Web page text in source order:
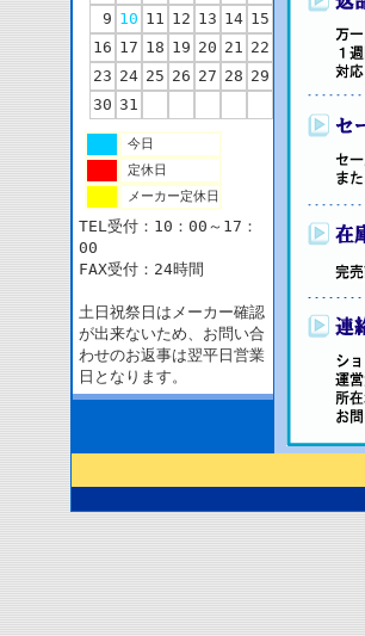
9 10 11 12 13 14 15
16 17 18 19 20 21 22
23 24 25 26 27 28 29
30 31
今日
定休日
メーカー定休日
TEL受付：10：00～17：
00
FAX受付：24時間
土日祝祭日はメーカー確認
が出来ないため、お問い合
わせのお返事は翌平日営業
日となります。